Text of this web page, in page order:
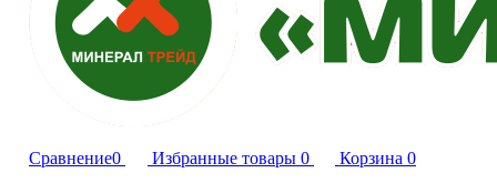
Сравнение0 Избранные товары 0 Корзина 0